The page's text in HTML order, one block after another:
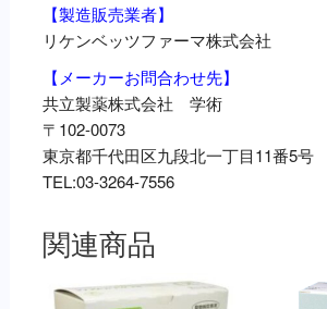
【製造販売業者】
リケンベッツファーマ株式会社
【メーカーお問合わせ先】
共立製薬株式会社 学術
〒102-0073
東京都千代田区九段北一丁目11番5号
TEL:03-3264-7556
関連商品